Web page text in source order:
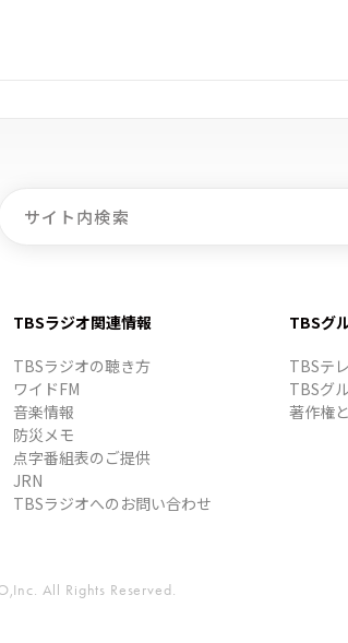
TBSラジオ関連情報
TBSラジオの聴き方
ワイドFM
音楽情報
防災メモ
点字番組表のご提供
JRN
TBSラジオへのお問い合わせ
TBSグ
TBSテ
TBSグ
著作権
All Rights Reserved.